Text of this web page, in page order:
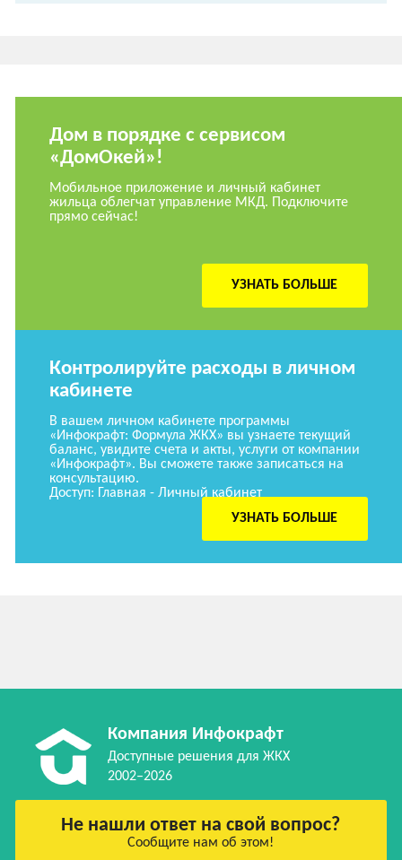
Дом в порядке с сервисом
«ДомОкей»!
Мобильное приложение и личный кабинет
жильца облегчат управление МКД. Подключите
прямо сейчас!
УЗНАТЬ БОЛЬШЕ
Контролируйте расходы в личном
кабинете
В вашем личном кабинете программы
«Инфокрафт: Формула ЖКХ» вы узнаете текущий
баланс, увидите счета и акты, услуги от компании
«Инфокрафт». Вы сможете также записаться на
консультацию.
Доступ: Главная - Личный кабинет
УЗНАТЬ БОЛЬШЕ
Компания Инфокрафт
Доступные решения для ЖКХ
2002–2026
Не нашли ответ на свой вопрос?
Сообщите нам об этом!